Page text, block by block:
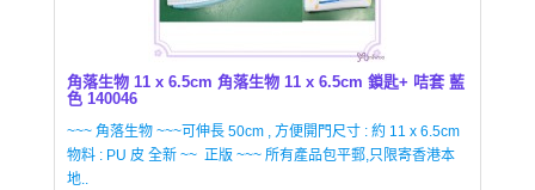
角落生物 11 x 6.5cm 角落生物 11 x 6.5cm 鎖匙+ 咭套 藍
色 140046
~~~ 角落生物 ~~~可伸長 50cm , 方便開門尺寸 : 約 11 x 6.5cm
物料 : PU 皮 全新 ~~ 正版 ~~~ 所有產品包平郵,只限寄香港本
地..